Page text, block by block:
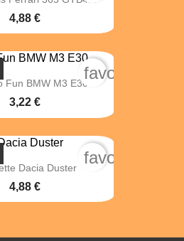
4,88 €
Fun BMW M3 E30
3,22 €
Dacia Duster
4,88 €